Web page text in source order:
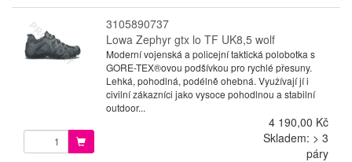
3105890737
Lowa Zephyr gtx lo TF UK8,5 wolf
Moderní vojenská a policejní taktická polobotka s
GORE-TEX®ovou podšívkou pro rychlé přesuny.
Lehká, pohodlná, podélně ohebná. Využívají jí i
civilní zákazníci jako vysoce pohodlnou a stabilní
outdoor...
4 190,00 Kč
Skladem: > 3
páry